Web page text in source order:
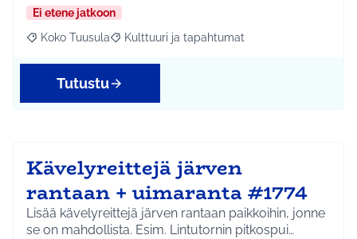
Ei etene jatkoon
Rajaa tulokset aihepiirin mukaan: Koko Tuusula
Koko Tuusula Rajaa tulokset teeman mukaan: Kulttuuri ja
Kulttuuri ja tapahtumat
Tutustu
Kävelyreittejä järven
rantaan + uimaranta #1774
Lisää kävelyreittejä järven rantaan paikkoihin, jonne
se on mahdollista. Esim. Lintutornin pitkospui…